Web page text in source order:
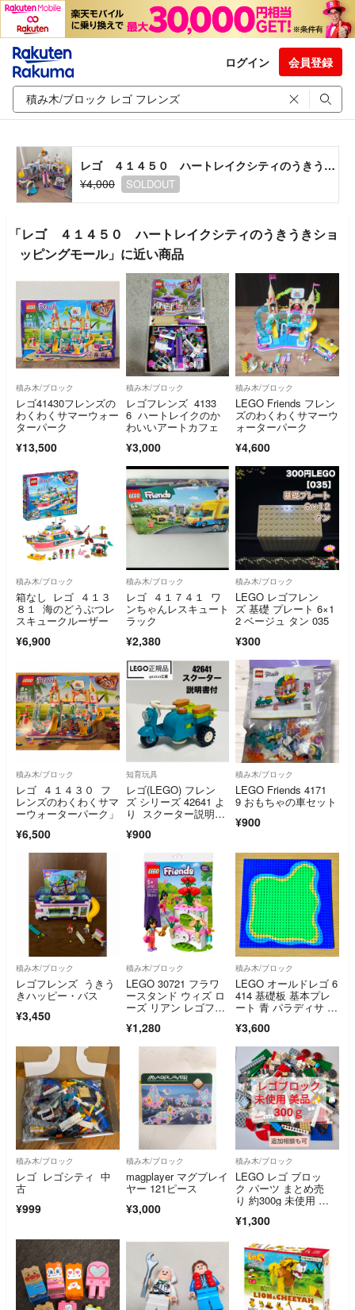
ログイン 会員登録
レゴ ４１４５０ ハートレイクシティのうきうきショッピングモール
¥4,000
SOLDOUT
「レゴ ４１４５０ ハートレイクシティのうきうきショ
ッピングモール」に近い商品
積み木/ブロック
レゴ41430フレンズの
わくわくサマーウォー
ターパーク
¥13,500
積み木/ブロック
レゴフレンズ 4133
6 ハートレイクのか
わいいアートカフェ
¥3,000
積み木/ブロック
LEGO Friends フレン
ズのわくわくサマーウ
ォーターパーク
¥4,600
積み木/ブロック
箱なし レゴ ４１３
８１ 海のどうぶつレ
スキュークルーザー
¥6,900
積み木/ブロック
レゴ ４１７４１ ワ
ンちゃんレスキュート
ラック
¥2,380
積み木/ブロック
LEGO レゴフレン
ズ 基礎 プレート 6×1
2 ベージュ タン 035
¥300
積み木/ブロック
レゴ ４１４３０ フ
レンズのわくわくサマ
ーウォーターパーク」
¥6,500
知育玩具
レゴ(LEGO) フレン
ズ シリーズ 42641 よ
り スクーター説明書
¥900
積み木/ブロック
LEGO Friends 4171
9 おもちゃの車セット
¥900
積み木/ブロック
レゴフレンズ うきう
きハッピー・バス
¥3,450
積み木/ブロック
LEGO 30721 フラワ
ースタンド ウィズ ロ
ーズ リアン レゴフレ
¥1,280
積み木/ブロック
LEGO オールドレゴ 6
414 基礎板 基本プレ
ート 青 パラディサ フ
¥3,600
積み木/ブロック
レゴ レゴシティ 中
古
¥999
積み木/ブロック
magplayer マグプレイ
ヤー 121ピース
¥3,000
積み木/ブロック
LEGO レゴ ブロッ
ク パーツ まとめ売
り 約300g 未使用 美
¥1,300